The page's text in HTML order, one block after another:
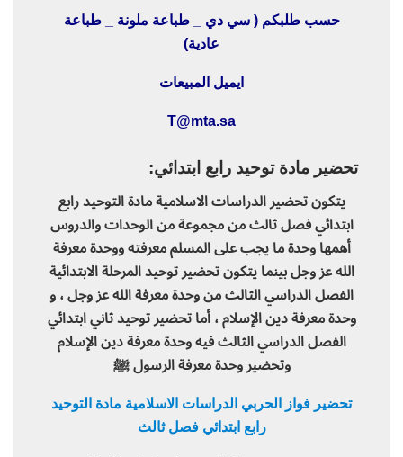
حسب طلبكم ( سي دي _ طباعة ملونة _ طباعة
عادية)
ايميل المبيعات
T@mta.sa
تحضير مادة توحيد رابع ابتدائي:
يتكون تحضير الدراسات الاسلامية مادة التوحيد رابع
ابتدائي فصل ثالث من مجموعة من الوحدات والدروس
أهمها وحدة ما يجب على المسلم معرفته ووحدة معرفة
الله عز وجل بينما يتكون تحضير توحيد المرحلة الابتدائية
الفصل الدراسي الثالث من وحدة معرفة الله عز وجل ، و
وحدة معرفة دين الإسلام ، أما تحضير توحيد ثاني ابتدائي
الفصل الدراسي الثالث فيه وحدة معرفة دين الإسلام
وتحضير وحدة معرفة الرسول ﷺ
تحضير فواز الحربي الدراسات الاسلامية مادة التوحيد
رابع ابتدائي فصل ثالث